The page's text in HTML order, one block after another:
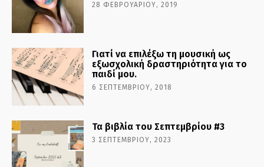
28 ΦΕΒΡΟΥΑΡΊΟΥ, 2019
Γιατί να επιλέξω τη μουσική ως
εξωσχολική δραστηριότητα για το
παιδί μου.
6 ΣΕΠΤΕΜΒΡΊΟΥ, 2018
Τα βιβλία του Σεπτεμβρίου #3
3 ΣΕΠΤΕΜΒΡΊΟΥ, 2023